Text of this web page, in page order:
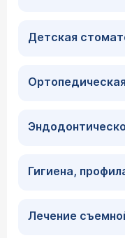
Детская
Гигиена,
Лечение